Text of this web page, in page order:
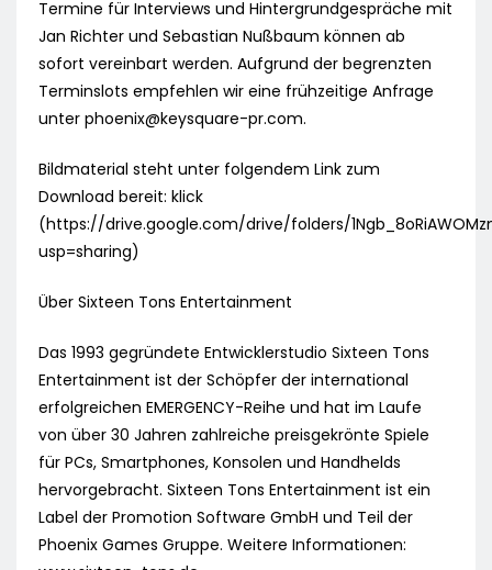
Termine für Interviews und Hintergrundgespräche mit
Jan Richter und Sebastian Nußbaum können ab
sofort vereinbart werden. Aufgrund der begrenzten
Terminslots empfehlen wir eine frühzeitige Anfrage
unter phoenix@keysquare-pr.com.
Bildmaterial steht unter folgendem Link zum
Download bereit: klick
(https://drive.google.com/drive/folders/
usp=sharing)
Über Sixteen Tons Entertainment
Das 1993 gegründete Entwicklerstudio Sixteen Tons
Entertainment ist der Schöpfer der international
erfolgreichen EMERGENCY-Reihe und hat im Laufe
von über 30 Jahren zahlreiche preisgekrönte Spiele
für PCs, Smartphones, Konsolen und Handhelds
hervorgebracht. Sixteen Tons Entertainment ist ein
Label der Promotion Software GmbH und Teil der
Phoenix Games Gruppe. Weitere Informationen: